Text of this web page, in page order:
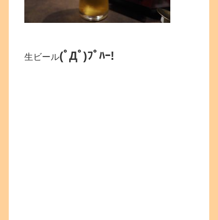
生ビール(ﾟДﾟ)ﾌﾟﾊｰ!